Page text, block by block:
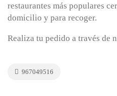
restaurantes más populares
domicilio y para recoger.
Realiza tu pedido a través de
967049516